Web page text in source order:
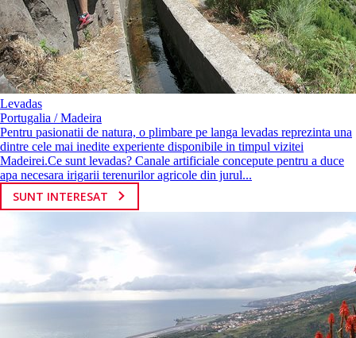
Levadas
Portugalia / Madeira
Pentru pasionatii de natura, o plimbare pe langa levadas reprezinta una
dintre cele mai inedite experiente disponibile in timpul vizitei
Madeirei.Ce sunt levadas? Canale artificiale concepute pentru a duce
apa necesara irigarii terenurilor agricole din jurul...
SUNT INTERESAT